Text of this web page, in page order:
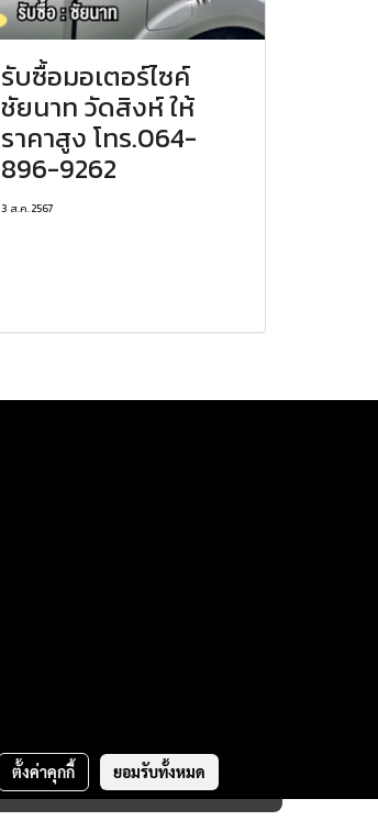
รับซื้อมอเตอร์ไซค์
ชัยนาท วัดสิงห์ ให้
ราคาสูง โทร.064-
896-9262
3 ส.ค. 2567
ตั้งค่าคุกกี้ ยอมรับทั้งหมด